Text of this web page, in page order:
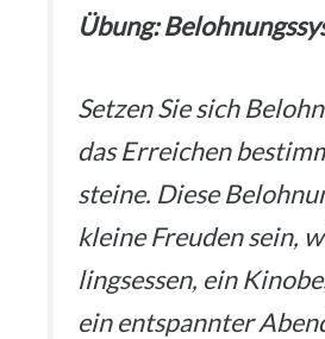
Übung:
Set­zen Sie sich
das Errei­chen
stei­ne. Die­se
klei­ne Freu­den sein,
lings­es­sen, ein
ein ent­spann­ter